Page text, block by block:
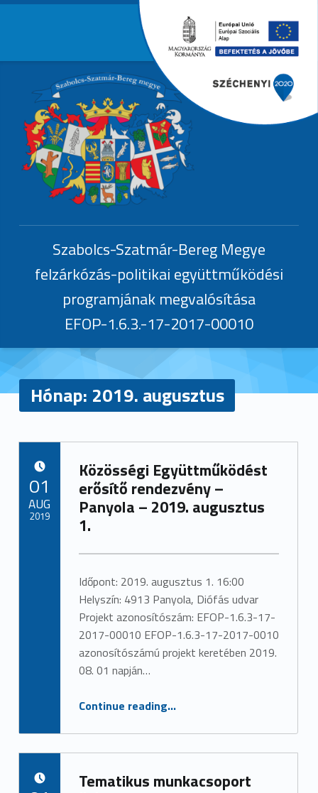
Header info sidebar
Szabolcs-Szatmár-Bereg Megye
felzárkózás-politikai együttműködési
programjának megvalósítása
EFOP-1.6.3.-17-2017-00010
Hónap: 2019. augusztus
H
ó
n
.
Közösségi Együttműködést
erősítő rendezvény –
Panyola – 2019. augusztus
1.
Időpont: 2019. augusztus 1. 16:00
Helyszín: 4913 Panyola, Diófás udvar
Projekt azonosítószám: EFOP-1.6.3-17-
2017-00010 EFOP-1.6.3-17-2017-0010
azonosítószámú projekt keretében 2019.
08. 01 napján…
Continue reading“Közösségi Együttműködést erősítő rendezvény – Panyola – 2019. augusztus 1.”…
01
AUG
2019
Tematikus munkacsoport